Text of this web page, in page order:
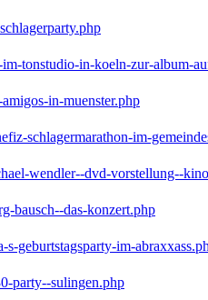
tonstudio-in-koeln-zur-album-
in-muenster.php
schlagermarathon-im-
wendler--dvd-vorstellung--
bausch--das-konzert.php
s-geburtstagsparty-im-
party--sulingen.php